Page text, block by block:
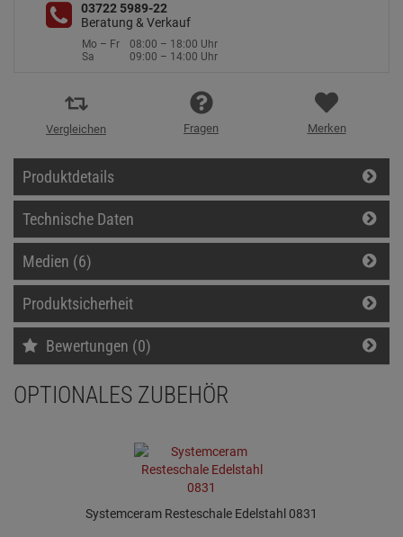
03722 5989-22
Beratung & Verkauf
Mo – Fr
08:00 – 18:00 Uhr
Sa
09:00 – 14:00 Uhr
Vergleichen Fragen Merken
Produktdetails
Technische Daten
Medien (6)
Produktsicherheit
Bewertungen (0)
OPTIONALES ZUBEHÖR
Systemceram Resteschale Edelstahl 0831